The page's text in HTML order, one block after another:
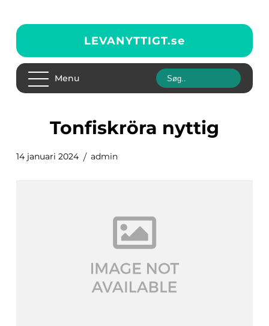
LEVANYTTIGT.se
Menu
tonfiskröra nyttig
14 januari 2024 admin